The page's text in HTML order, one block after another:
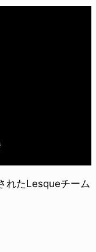
れたLesqueチーム